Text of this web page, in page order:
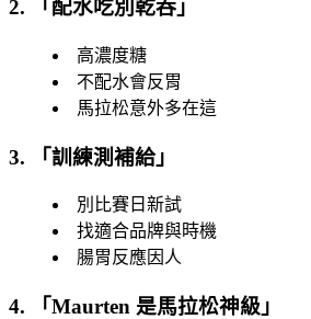
2. 「 配水吃別乾吞 」
高濃度糖
不配水會反胃
馬拉松意外多在這
3. 「訓練測補給」
別比賽日新試
找適合品牌與時機
腸胃反應因人
4. 「Maurten 是馬拉松神級 」